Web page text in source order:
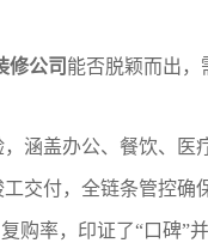
修公司 能否脱颖而出，
，涵盖办公、餐饮、
交付，全链条管控确
购率，印证了“口碑”